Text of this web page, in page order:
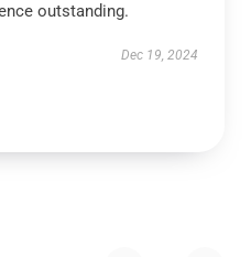
outstanding.
Dec 19, 2024